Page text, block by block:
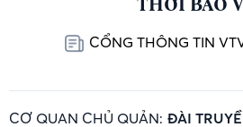
CỔNG THÔNG TIN
CƠ QUAN CHỦ QUẢN: ĐÀI